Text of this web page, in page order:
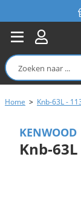
Home > Knb-63L -
KENWOOD
Knb-